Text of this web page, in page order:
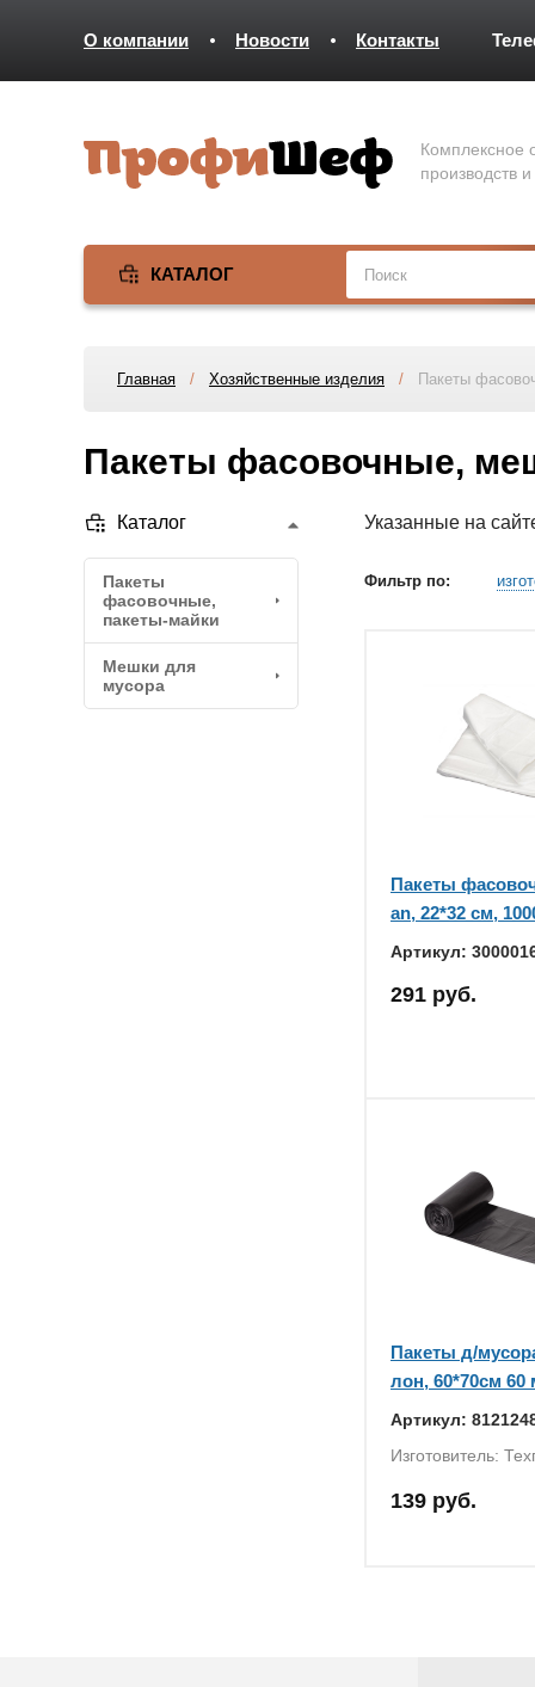
О компании Новости Контакты
Комплексное
производств
КАТАЛОГ
Главная / Хозяйственные изделия / Пакеты
Пакеты фасовочные,
Каталог
Пакеты
фасовочные,
пакеты-майки
Мешки для
мусора
Указанные на
Фильтр по:
Пакеты
an, 22*32 см,
Артикул:
291 руб.
Пакеты д/
лон, 60*70см 60
Артикул:
Изготовитель:
139 руб.